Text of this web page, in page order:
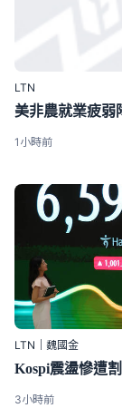
LTN
美非農就業疲
1小時前
LTN｜魏國金
Kospi震盪慘遭
3小時前